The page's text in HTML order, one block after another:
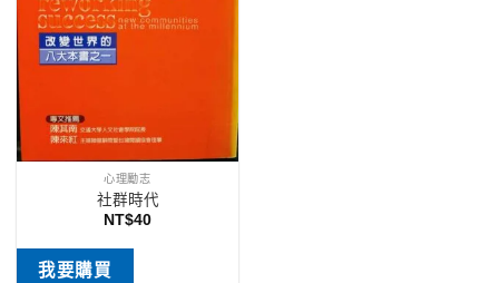
心理勵志
社群時代
NT$40
我要購買